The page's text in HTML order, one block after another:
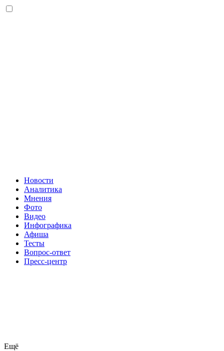
Новости
Аналитика
Мнения
Фото
Видео
Инфографика
Афиша
Тесты
Вопрос-ответ
Пресс-центр
Ещё